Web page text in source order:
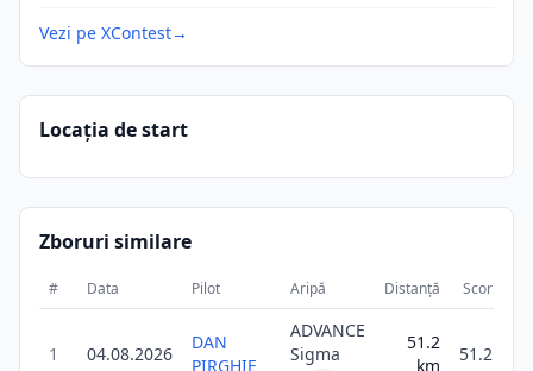
Vezi pe XContest→
Locația de start
Zboruri similare
# Data Pilot Aripă Distanță Scor
1 04.08.2026
DAN
PIRGHIE
ADVANCE
Sigma
51.2
km
51.2